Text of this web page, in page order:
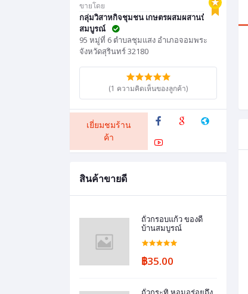
ขายโดย
กลุ่มวิสาหกิจชุมชน เกษตรผสมผสานบ้าน
สมบูรณ์
95 หมู่ที่ 6 ตำบลชุมแสง อำเภอจอมพระ
จังหวัดสุรินทร์ 32180
(1 ความคิดเห็นของลูกค้า)
เยี่ยมชมร้าน
ค้า
สินค้าขายดี
ถั่วกรอบแก้ว ของดี
บ้านสมบูรณ์
฿35.00